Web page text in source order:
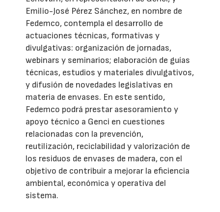
Emilio-José Pérez Sánchez, en nombre de
Fedemco, contempla el desarrollo de
actuaciones técnicas, formativas y
divulgativas: organización de jornadas,
webinars y seminarios; elaboración de guías
técnicas, estudios y materiales divulgativos,
y difusión de novedades legislativas en
materia de envases. En este sentido,
Fedemco podrá prestar asesoramiento y
apoyo técnico a Genci en cuestiones
relacionadas con la prevención,
reutilización, reciclabilidad y valorización de
los residuos de envases de madera, con el
objetivo de contribuir a mejorar la eficiencia
ambiental, económica y operativa del
sistema.